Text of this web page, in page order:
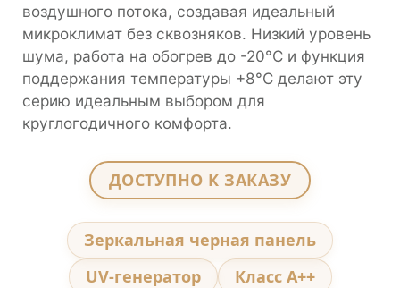
воздушного потока, создавая идеальный
микроклимат без сквозняков. Низкий уровень
шума, работа на обогрев до -20°С и функция
поддержания температуры +8°С делают эту
серию идеальным выбором для
круглогодичного комфорта.
ДОСТУПНО К ЗАКАЗУ
Зеркальная черная панель
UV-генератор
Класс А++